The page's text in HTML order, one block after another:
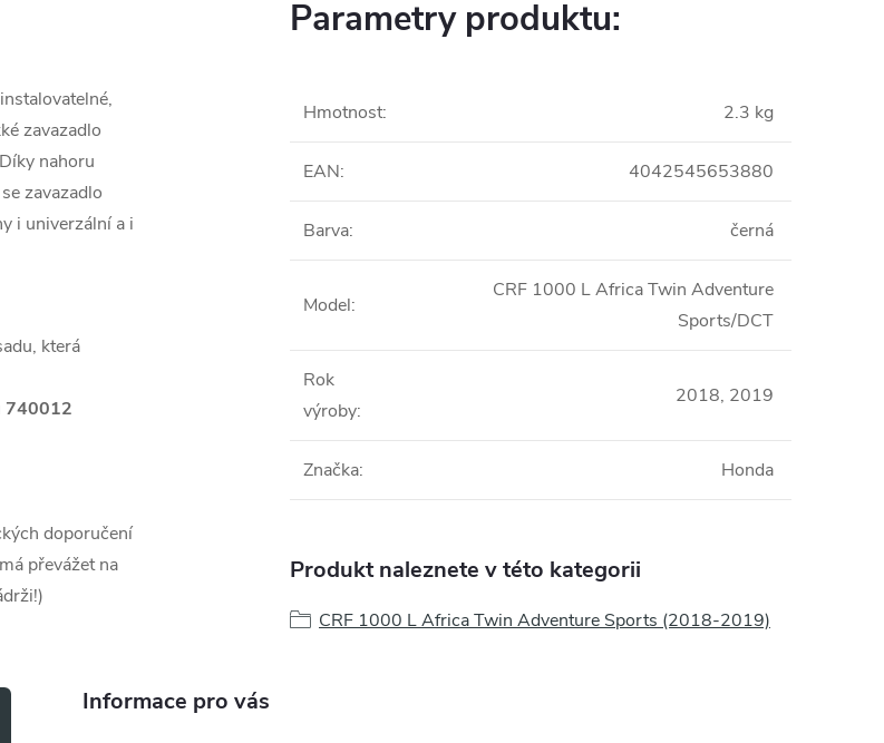
zavazadlo
nahoru
zavazadlo
i univerzální a i
která
740012
doporučení
převážet na
Parametry produktu:
Hmotnost: 2.3 kg
EAN: 4042545653880
Barva: černá
Model:
CRF 1000 L Africa Twin Adventure
Sports/DCT
Rok
výroby:
2018, 2019
Značka: Honda
Produkt naleznete v této kategorii
CRF 1000 L Africa Twin Adventure Sports (2018-2019)
Informace pro vás